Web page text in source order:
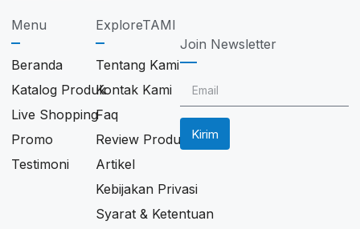
Menu
Beranda
Katalog Produk
Live Shopping
Promo
Testimoni
ExploreTAMI
Tentang Kami
Kontak Kami
Faq
Review Produk
Artikel
Kebijakan Privasi
Syarat & Ketentuan
Join Newsletter
Kirim